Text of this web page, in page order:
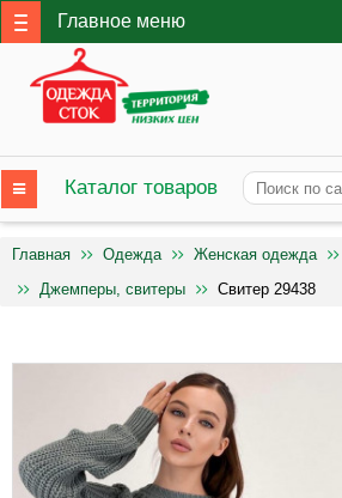
Главное меню
Каталог товаров
Главная Одежда Женская одежда
Джемперы, свитеры
Свитер 29438